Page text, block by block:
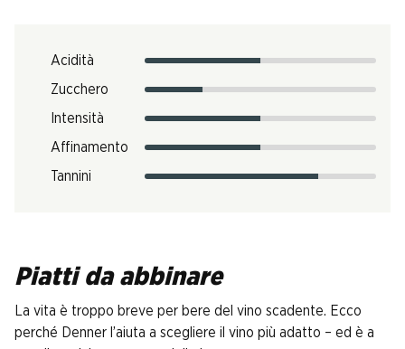
Acidità
Zucchero
Intensità
Affinamento
Tannini
Piatti da abbinare
La vita è troppo breve per bere del vino scadente. Ecco
perché Denner l’aiuta a scegliere il vino più adatto – ed è a